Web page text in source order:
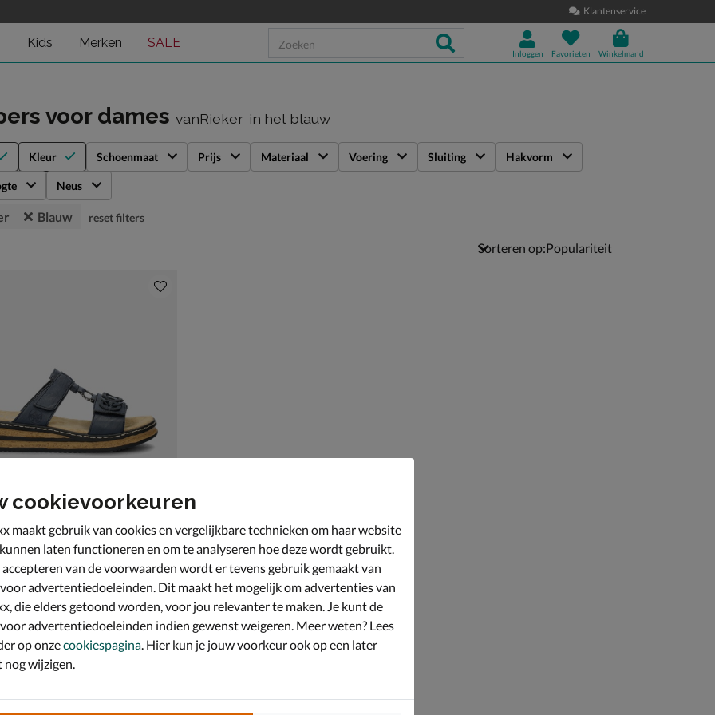
Klantenservice
Kids Merken SALE
Inloggen Favorieten Winkelmand
voor dames vanRieker in het blauw
Kleur Schoenmaat Prijs Materiaal Voering Sluiting Hakvorm
Neus
Blauw reset filters
Sorteren op:
blauw
cookievoorkeuren
maakt gebruik van cookies en vergelijkbare technieken om haar website
laten functioneren en om te analyseren hoe deze wordt gebruikt.
van de voorwaarden wordt er tevens gebruik gemaakt van
advertentiedoeleinden. Dit maakt het mogelijk om advertenties van
die elders getoond worden, voor jou relevanter te maken. Je kunt de
advertentiedoeleinden indien gewenst weigeren. Meer weten? Lees
op onzecookiespagina. Hier kun je jouw voorkeur ook op een later
nog wijzigen.